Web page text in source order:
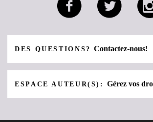
DES QUESTIONS?Contactez-nous!
ESPACE AUTEUR(S):Gérez vos